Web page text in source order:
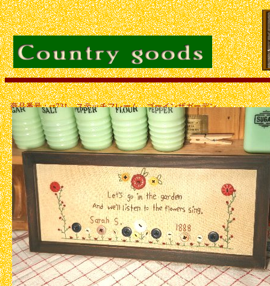
商品番号：ct731 ステッチフレーム ゴーインザガーデン